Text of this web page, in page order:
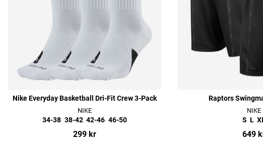
Nike Everyday Basketball Dri-Fit Crew 3-Pack
NIKE
34-38 38-42 42-46 46-50
299 kr
Raptors
NIKE
S L
649